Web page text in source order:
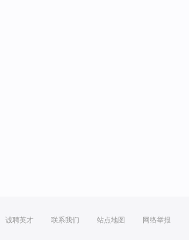
诚聘英才 联系我们 站点地图 网络举报